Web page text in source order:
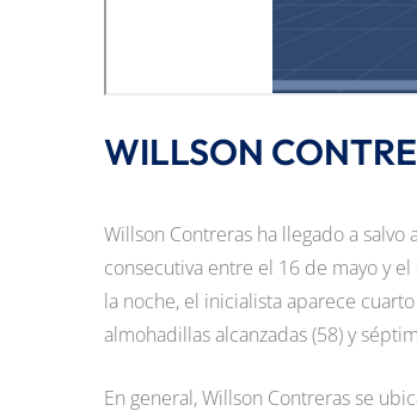
WILLSON
Willson Contreras ha llegado a
consecutiva entre el 16 de mayo y
la noche, el inicialista aparece
almohadillas alcanzadas (58) y
En general, Willson Contreras se